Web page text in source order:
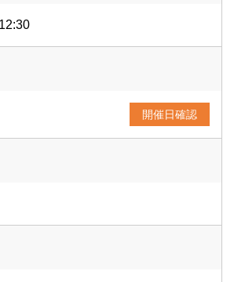
開催日確認